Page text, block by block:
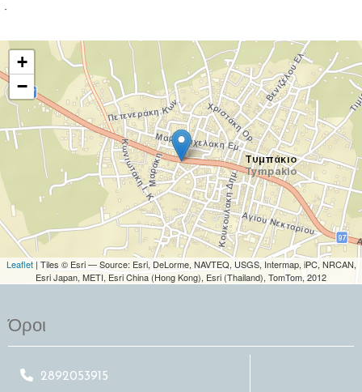
-
+
−
Leaflet| Tiles © Esri — Source: Esri, DeLorme, NAVTEQ, USGS, Intermap, iPC, NRCAN,
Esri Japan, METI, Esri China (Hong Kong), Esri (Thailand), TomTom, 2012
Όροι
2892053915